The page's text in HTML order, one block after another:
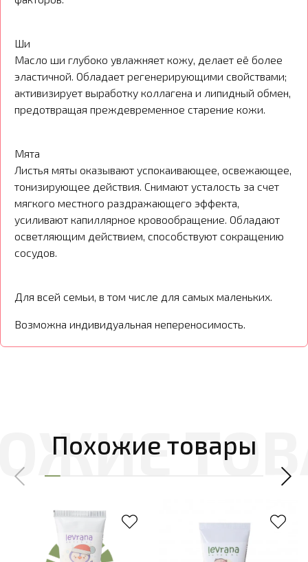
Ши
Масло ши глубоко увлажняет кожу, делает её более
эластичной. Обладает регенерирующими свойствами;
активизирует выработку коллагена и липидный обмен,
предотвращая преждевременное старение кожи.
Мята
Листья мяты оказывают успокаивающее, освежающее,
тонизирующее действия. Снимают усталость за счет
мягкого местного раздражающего эффекта,
усиливают капиллярное кровообращение. Обладают
осветляющим действием, способствуют сокращению
сосудов.
Для всей семьи, в том числе для самых маленьких.
Возможна индивидуальная непереносимость.
Похожие товары